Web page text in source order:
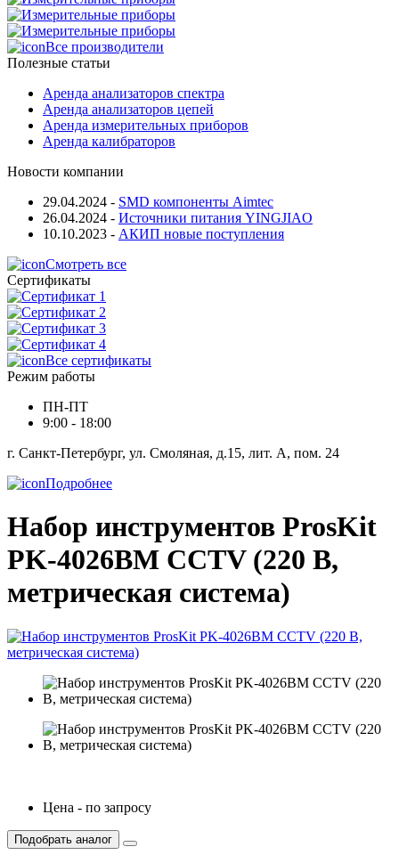
Все производители
Полезные статьи
Аренда анализаторов спектра
Аренда анализаторов цепей
Аренда измерительных приборов
Аренда калибраторов
Новости компании
29.04.2024 - SMD компоненты Aimtec
26.04.2024 - Источники питания YINGJIAO
10.10.2023 - АКИП новые поступления
Смотреть все
Сертификаты
Все сертификаты
Режим работы
ПН-ПТ
9:00 - 18:00
г. Санкт-Петербург, ул. Смоляная, д.15, лит. А, пом. 24
Подробнее
Набор инструментов ProsKit
PK-4026BM CCTV (220 В,
метрическая система)
Цена - по запросу
Подобрать аналог